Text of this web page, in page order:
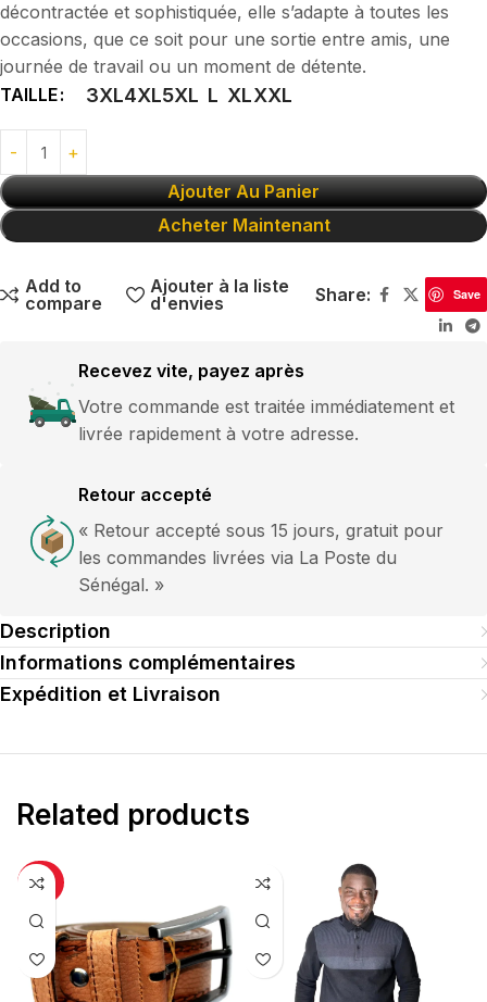
décontractée et sophistiquée, elle s’adapte à toutes les
occasions, que ce soit pour une sortie entre amis, une
journée de travail ou un moment de détente.
TAILLE
3XL4XL5XL L XLXXL
Ajouter Au Panier
Acheter Maintenant
Add to
compare
Ajouter à la liste
d'envies
Share: Save
Recevez vite, payez après
Votre commande est traitée immédiatement et
livrée rapidement à votre adresse.
Retour accepté
« Retour accepté sous 15 jours, gratuit pour
les commandes livrées via La Poste du
Sénégal. »
Description
Informations complémentaires
Expédition et Livraison
Related products
-25%